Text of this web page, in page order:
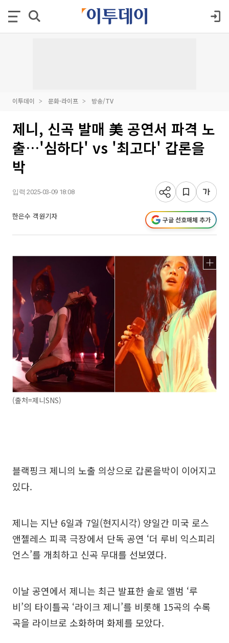
이투데이 문화·라이프 방송/TV
제니, 신곡 발매 美 공연서 파격 노
출…'심하다' vs '최고다' 갑론을
박
입력 2025-03-09 18:08
한은수 객원기자 구글 선호매체 추가
(출처=제니SNS)
블랙핑크 제니의 노출 의상으로 갑론을박이 이어지고
있다.
제니는 지난 6일과 7일(현지시각) 양일간 미국 로스
앤젤레스 피콕 극장에서 단독 공연 ‘더 루비 익스피리
언스’를 개최하고 신곡 무대를 선보였다.
이날 공연에서 제니는 최근 발표한 솔로 앨범 ‘루
비’의 타이틀곡 ‘라이크 제니’를 비롯해 15곡의 수록
곡을 라이브로 소화하며 화제를 모았다.